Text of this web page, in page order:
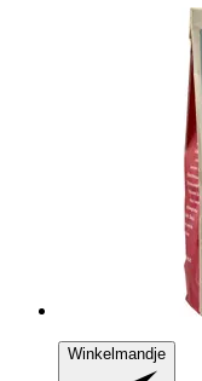
Winkelmandje